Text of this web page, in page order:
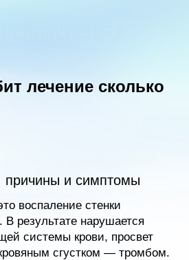
лечение сколько
причины и симптомы
воспаление стенки
В результате нарушается
системы крови, просвет
сгустком — тромбом.